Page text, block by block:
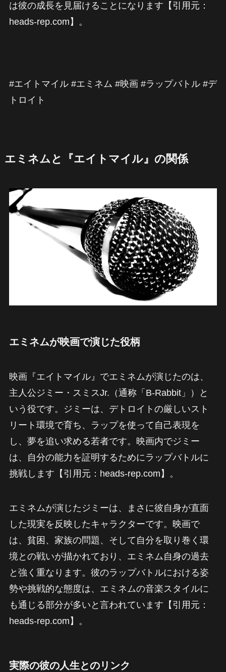
は彼の成長を見届けることになります【引用元：
heads-rep.com】。
#エイトマイル #エミネム #映画 #ラップバトル #デ
トロイト
エミネムと『エイトマイル』の関係
エミネムが映画で演じた役柄
映画『エイトマイル』でエミネムが演じたのは、
主人公ジミー・スミスJr.（通称「B-Rabbit」）と
いう役です。ジミーは、デトロイトの厳しいスト
リート環境で育ち、ラップを使って自己表現を
し、夢を追い求める若者です。映画内でジミー
は、自分の能力を証明するためにラップバトルに
挑戦します【引用元：heads-rep.com】。
エミネムが演じたジミーは、まさに彼自身が直面
した現実を反映したキャラクターです。映画で
は、貧困、家族の問題、そして自分を取り巻く環
境との戦いが描かれており、エミネム自身の過去
と強く重なります。彼のラップバトルにおける姿
勢や挑戦的な態度は、エミネムの音楽スタイルに
も通じる部分が多いと言われています【引用元：
heads-rep.com】。
実際の彼の人生とのリンク